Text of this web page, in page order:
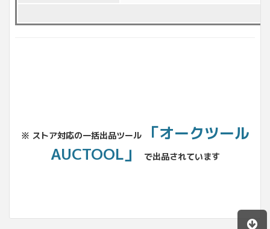
※ ストア対応の一括出品ツール
「オークツール
AUCTOOL」
で出品されています